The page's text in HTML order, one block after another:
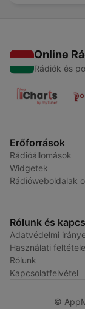
Online
Rádiók és
Erőforrások
Rádióállomások
Widgetek
Rádióweboldalak
Rólunk és
Adatvédelmi
Használati
Rólunk
Kapcsolatfelvétel
©